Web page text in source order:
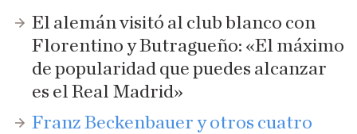
El alemán visitó al club blanco con
Florentino y Butragueño: «El máximo
de popularidad que puedes alcanzar
es el Real Madrid»
Franz Beckenbauer y otros cuatro